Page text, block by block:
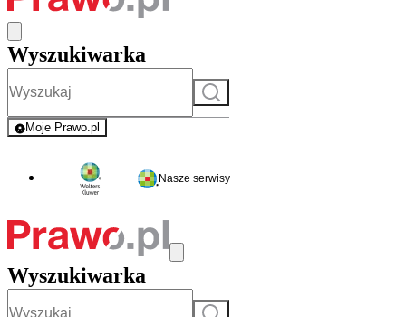
Wyszukiwarka
Szukaj
Moje Prawo.pl
- rejestracja i logowanie do serwisu
Nasze serwisy
Wyszukiwarka
Szukaj